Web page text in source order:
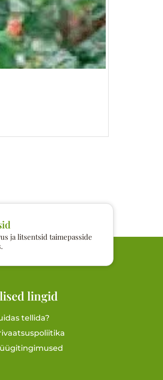
ja litsentsid taimepasside
lingid
tellida?